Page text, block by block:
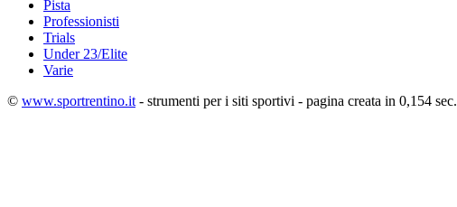
Pista
Professionisti
Trials
Under 23/Elite
Varie
© www.sportrentino.it - strumenti per i siti sportivi - pagina creata in 0,154 sec.